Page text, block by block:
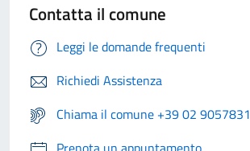
Contatta il comune
Leggi le domande frequenti
Richiedi Assistenza
Chiama il comune +39 02 9057831